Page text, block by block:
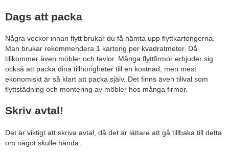
Dags att packa
Några veckor innan flytt brukar du få hämta upp flyttkartongerna.
Man brukar rekommendera 1 kartong per kvadratmeter. Då
tillkommer även möbler och tavlor. Många flyttfirmor erbjuder sig
också att packa dina tillhörigheter till en kostnad, men mest
ekonomiskt är så klart att packa själv. Det finns även tillval som
flyttstädning och montering av möbler hos många firmor.
Skriv avtal!
Det är viktigt att skriva avtal, då det är lättare att gå tillbaka till detta
om något skulle hända.